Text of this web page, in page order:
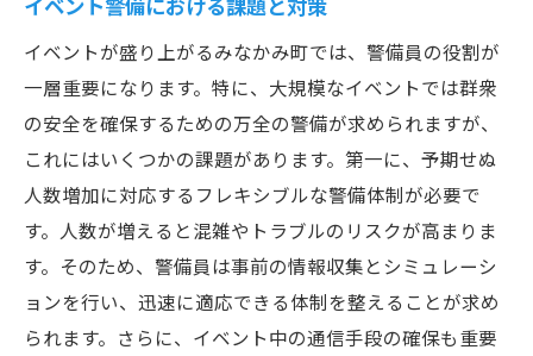
イベントが盛り上がるみなかみ町では、警備員の役割が
一層重要になります。特に、大規模なイベントでは群衆
の安全を確保するための万全の警備が求められますが、
これにはいくつかの課題があります。第一に、予期せぬ
人数増加に対応するフレキシブルな警備体制が必要で
す。人数が増えると混雑やトラブルのリスクが高まりま
す。そのため、警備員は事前の情報収集とシミュレーシ
ョンを行い、迅速に適応できる体制を整えることが求め
られます。さらに、イベント中の通信手段の確保も重要